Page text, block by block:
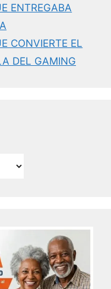
ENTREGABA
CONVIERTE EL
DEL GAMING